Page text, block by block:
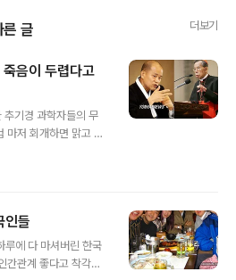
른 글 더보기
음이 두렵다고
기경 과학자들의 무
마저 회개하면 맑고 평
약용, 하느님이 있기
자 중에 물리학 노벨
럽 공동체 안에서 핵물
계적으로 권위 있는
인들
루에 다 마셔버린 한국
간관계 좋다고 착각하